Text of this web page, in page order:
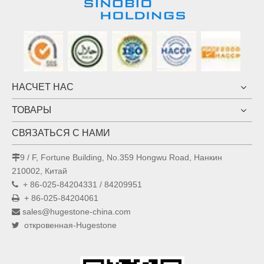
НАСЧЕТ НАС
ТОВАРЫ
СВЯЗАТЬСЯ С НАМИ
9 / F, Fortune Building, No.359 Hongwu Road, Нанкин
210002, Китай
 + 86-025-84204331 / 84209951
 + 86-025-84204061
 sales@hugestone-china.com
 откровенная-Hugestone